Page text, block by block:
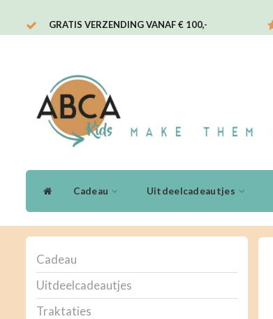
GRATIS VERZENDING VANAF € 100,-
Cadeau Uitdeelcadeautjes
Cadeau
Uitdeelcadeautjes
Traktaties